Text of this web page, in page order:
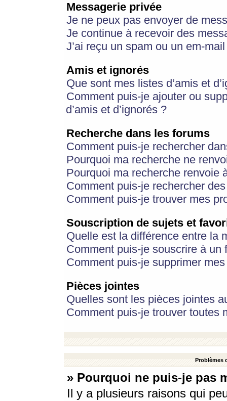
Messagerie privée
Je ne peux pas envoyer de
Je continue à recevoir des
J’ai reçu un spam ou un em-
Amis et ignorés
Que sont mes listes d’amis et
Comment puis-je ajouter ou
d’amis et d’ignorés ?
Recherche dans les forums
Comment puis-je rechercher
Pourquoi ma recherche ne
Pourquoi ma recherche renvoie
Comment puis-je rechercher
Comment puis-je trouver mes
Souscription de sujets et
Quelle est la différence entre la
Comment puis-je souscrire à
Comment puis-je supprimer
Pièces jointes
Quelles sont les pièces jointes
Comment puis-je trouver toutes
Problèmes
» Pourquoi ne puis-je pas
Il y a plusieurs raisons qui